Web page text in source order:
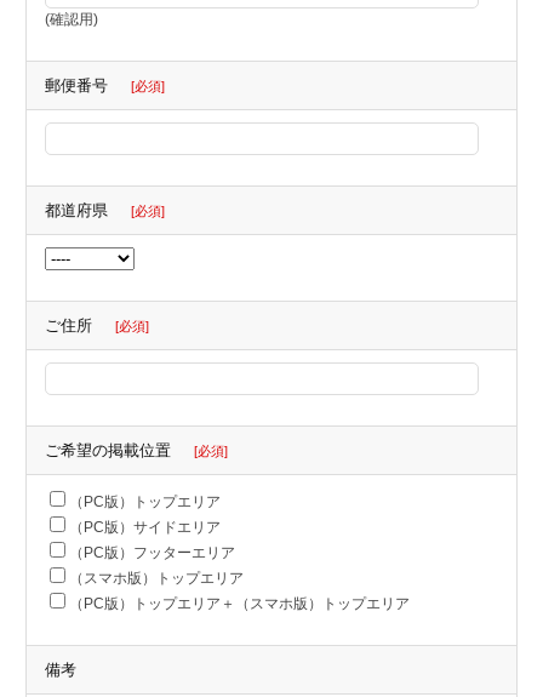
(確認用)
郵便番号 [必須]
都道府県 [必須]
ご住所 [必須]
ご希望の掲載位置 [必須]
（PC版）トップエリア
（PC版）サイドエリア
（PC版）フッターエリア
（スマホ版）トップエリア
（PC版）トップエリア＋（スマホ版）トップエリア
備考